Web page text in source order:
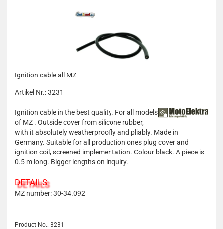
Ignition cable all MZ
Artikel Nr.: 3231
Ignition cable in the best quality. For all models
of MZ . Outside cover from silicone rubber,
with it absolutely weatherproofly and pliably. Made in
Germany. Suitable for all production ones plug cover and
ignition coil, screened implementation. Colour black. A piece is
0.5 m long. Bigger lengths on inquiry.
DETAILS
MZ number: 30-34.092
Product No.: 3231